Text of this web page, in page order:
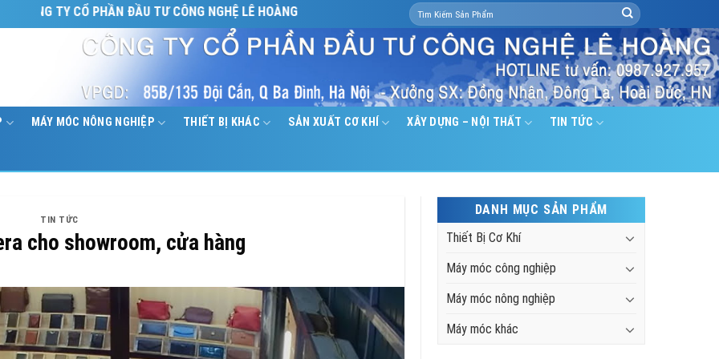
TY CỔ PHẦN ĐẦU TƯ CÔNG NGHỆ LÊ HOÀNG
Search
for:
MÁY MÓC NÔNG NGHIỆP THIẾT BỊ KHÁC SẢN XUẤT CƠ KHÍ XÂY DỰNG – NỘI THẤT TIN TỨC
TIN TỨC
cho showroom, cửa hàng
DANH MỤC SẢN PHẨM
Thiết Bị Cơ Khí
Máy móc công nghiệp
Máy móc nông nghiệp
Máy móc khác